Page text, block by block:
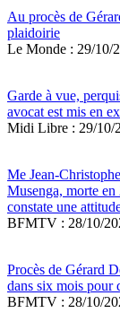
Au procès de
plaidoirie
Le Monde : 29/10/
Garde à vue,
avocat est mis en
Midi Libre : 29/10/
Me Jean-
Musenga, morte en
constate une
BFMTV : 28/10/
Procès de Gérard
dans six mois pour
BFMTV : 28/10/